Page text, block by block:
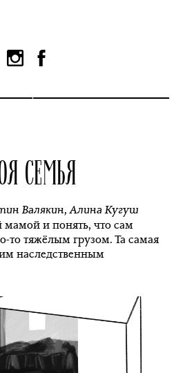
СЕМЬЯ
Валякин,Алина Кугуш
мамой и понять, что сам
то тяжёлым грузом. Та самая
наследственным